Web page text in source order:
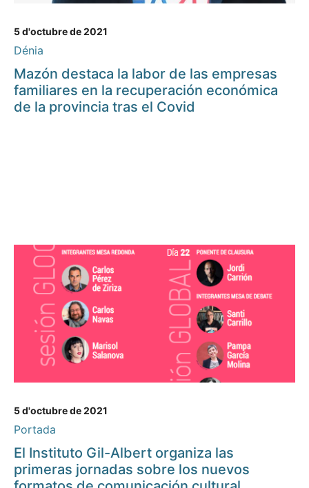
5 d'octubre de 2021
Dénia
Mazón destaca la labor de las empresas
familiares en la recuperación económica
de la provincia tras el Covid
5 d'octubre de 2021
Portada
El Instituto Gil-Albert organiza las
primeras jornadas sobre los nuevos